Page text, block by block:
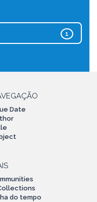
1
Date
do tempo